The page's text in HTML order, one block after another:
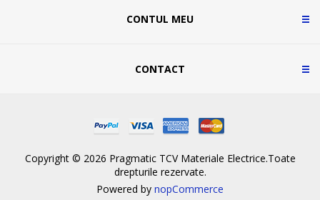
CONTUL MEU
CONTACT
Copyright © 2026 Pragmatic TCV Materiale Electrice.Toate
drepturile rezervate.
Powered by nopCommerce